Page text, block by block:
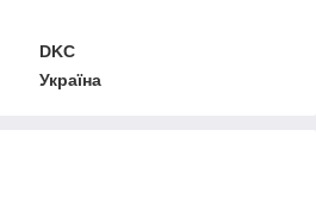
DKC
Україна